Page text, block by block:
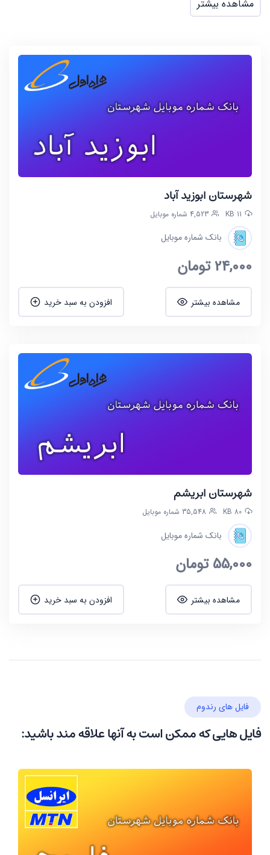
مشاهده بیشتر
شهرستان ابوزید آباد
11 KB 4,523 شماره موبایل
بانک شماره موبایل
24,000تومان
مشاهده بیشتر افزودن به سبد خرید
شهرستان ابریشم
80 KB 35,548 شماره موبایل
بانک شماره موبایل
55,000تومان
مشاهده بیشتر افزودن به سبد خرید
فایل های رندوم
فایل هایی که ممکن است به آنها علاقه مند باشید: